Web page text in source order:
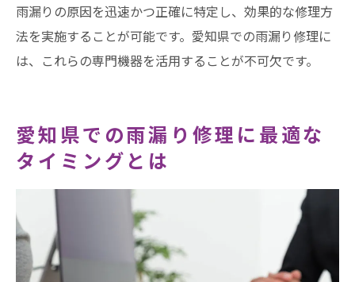
雨漏りの原因を迅速かつ正確に特定し、効果的な修理方
法を実施することが可能です。愛知県での雨漏り修理に
は、これらの専門機器を活用することが不可欠です。
愛知県での雨漏り修理に最適な
タイミングとは